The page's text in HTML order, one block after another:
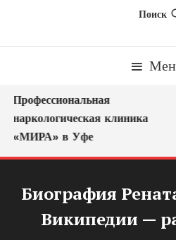
Поиск
Профессиональная
наркологическая клиника
«МИРА» в Уфе
Биография
Википедии —